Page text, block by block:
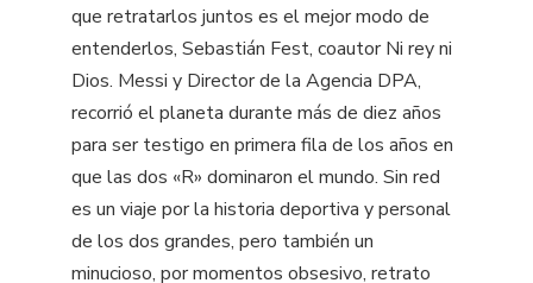
que retratarlos juntos es el mejor modo de
entenderlos, Sebastián Fest, coautor Ni rey ni
Dios. Messi y Director de la Agencia DPA,
recorrió el planeta durante más de diez años
para ser testigo en primera fila de los años en
que las dos «R» dominaron el mundo. Sin red
es un viaje por la historia deportiva y personal
de los dos grandes, pero también un
minucioso, por momentos obsesivo, retrato